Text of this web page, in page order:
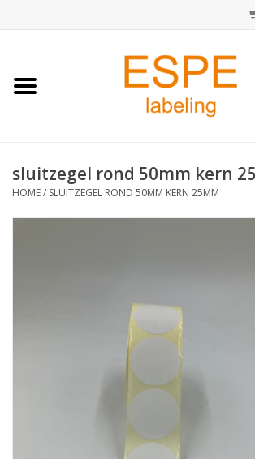
Home
Retail
Horeca & Food
sluitzegel rond 50mm kern
HOME/ SLUITZEGEL ROND 50MM KERN 25MM